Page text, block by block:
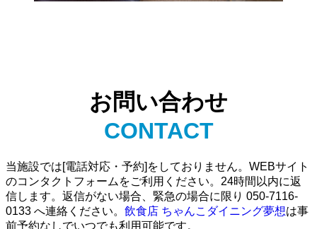
お問い合わせ
CONTACT
当施設では[電話対応・予約]をしておりません。WEBサイト
のコンタクトフォームをご利用ください。24時間以内に返
信します。返信がない場合、緊急の場合に限り 050-7116-
0133 へ連絡ください。 飲食店 ちゃんこダイニング夢想は事
前予約なしでいつでも利用可能です。